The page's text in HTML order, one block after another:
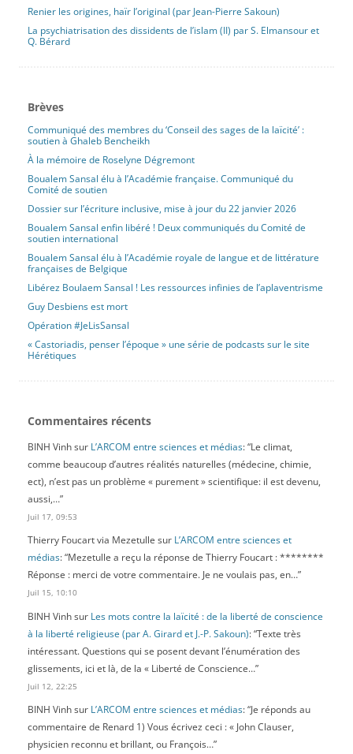
Renier les origines, haïr l’original (par Jean-Pierre Sakoun)
La psychiatrisation des dissidents de l’islam (II) par S. Elmansour et
Q. Bérard
Brèves
Communiqué des membres du ‘Conseil des sages de la laïcité’ :
soutien à Ghaleb Bencheikh
À la mémoire de Roselyne Dégremont
Boualem Sansal élu à l’Académie française. Communiqué du
Comité de soutien
Dossier sur l’écriture inclusive, mise à jour du 22 janvier 2026
Boualem Sansal enfin libéré ! Deux communiqués du Comité de
soutien international
Boualem Sansal élu à l’Académie royale de langue et de littérature
françaises de Belgique
Libérez Boulaem Sansal ! Les ressources infinies de l’aplaventrisme
Guy Desbiens est mort
Opération #JeLisSansal
« Castoriadis, penser l’époque » une série de podcasts sur le site
Hérétiques
Commentaires récents
BINH Vinhsur L’ARCOM entre sciences et médias: “Le climat,
comme beaucoup d’autres réalités naturelles (médecine, chimie,
ect), n’est pas un problème « purement » scientifique: il est devenu,
aussi,…”
Juil 17, 09:53
Thierry Foucart via Mezetulle sur L’ARCOM entre sciences et
médias: “Mezetulle a reçu la réponse de Thierry Foucart : ********
Réponse : merci de votre commentaire. Je ne voulais pas, en…”
Juil 15, 10:10
BINH Vinhsur Les mots contre la laïcité : de la liberté de conscience
à la liberté religieuse (par A. Girard et J.-P. Sakoun): “Texte très
intéressant. Questions qui se posent devant l’énumération des
glissements, ici et là, de la « Liberté de Conscience…”
Juil 12, 22:25
BINH Vinhsur L’ARCOM entre sciences et médias: “Je réponds au
commentaire de Renard 1) Vous écrivez ceci : « John Clauser,
physicien reconnu et brillant, ou François…”